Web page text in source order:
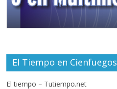
El Tiempo en Cienfuegos
El tiempo – Tutiempo.net